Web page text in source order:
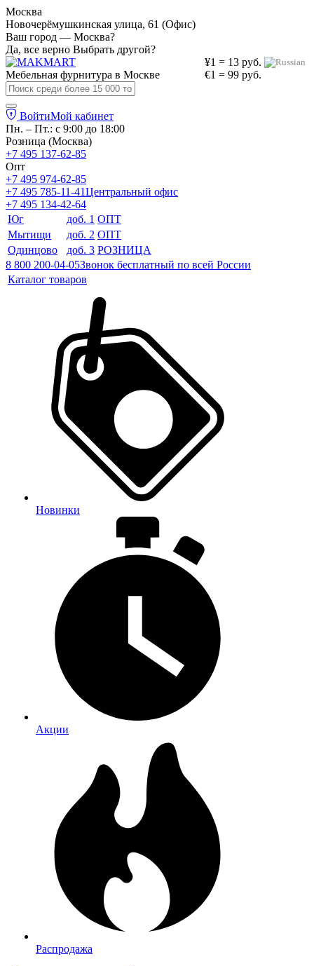
Москва
Новочерёмушкинская улица, 61 (Офис)
Ваш город — Москва?
Да, все верно Выбрать другой?
¥1 = 13 руб.
€1 = 99 руб.
Мебельная фурнитура в Москве
ВойтиМой кабинет
Пн. – Пт.: с 9:00 до 18:00
Розница (Москва)
+7 495 137-62-85
Опт
+7 495 974-62-85
+7 495 785-11-41Центральный офис
+7 495 134-42-64
Юг
доб. 1 ОПТ
Мытищи
доб. 2 ОПТ
Одинцово
доб. 3 РОЗНИЦА
8 800 200-04-05Звонок бесплатный по всей России
Каталог товаров
Новинки
Акции
Распродажа